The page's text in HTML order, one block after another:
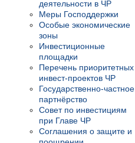
деятельности в ЧР
Меры Господдержки
Особые экономические
зоны
Инвестиционные
площадки
Перечень приоритетных
инвест-проектов ЧР
Государственно-частное
партнёрство
Совет по инвестициям
при Главе ЧР
Соглашения о защите и